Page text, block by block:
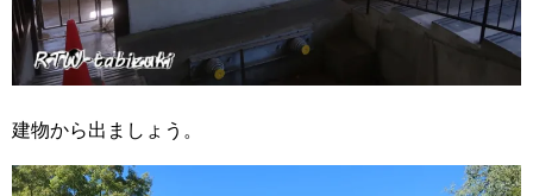
建物から出ましょう。